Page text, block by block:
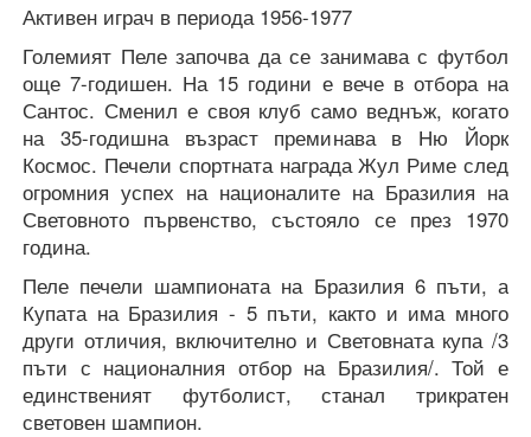
Активен играч в периода 1956-1977
Големият Пеле започва да се занимава с футбол
още 7-годишен. На 15 години е вече в отбора на
Сантос. Сменил е своя клуб само веднъж, когато
на 35-годишна възраст преминава в Ню Йорк
Космос. Печели спортната награда Жул Риме след
огромния успех на националите на Бразилия на
Световното първенство, състояло се през 1970
година.
Пеле печели шампионата на Бразилия 6 пъти, а
Купата на Бразилия - 5 пъти, както и има много
други отличия, включително и Световната купа /3
пъти с националния отбор на Бразилия/. Той е
единственият футболист, станал трикратен
световен шампион.